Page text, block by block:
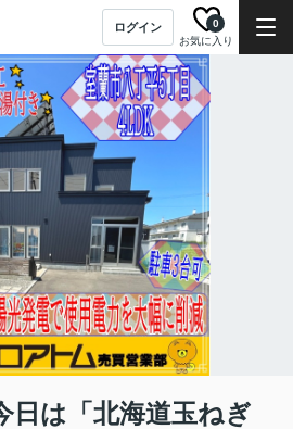
ログイン
お気に入り
0
日は「北海道玉ねぎ